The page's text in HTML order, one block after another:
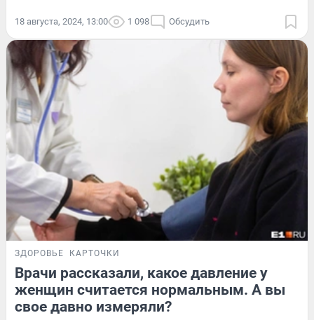
18 августа, 2024, 13:00 1 098 Обсудить
ЗДОРОВЬЕ КАРТОЧКИ
Врачи рассказали, какое давление у
женщин считается нормальным. А вы
свое давно измеряли?